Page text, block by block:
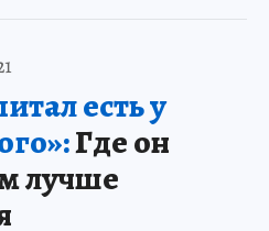
есть у
Где он
лучше